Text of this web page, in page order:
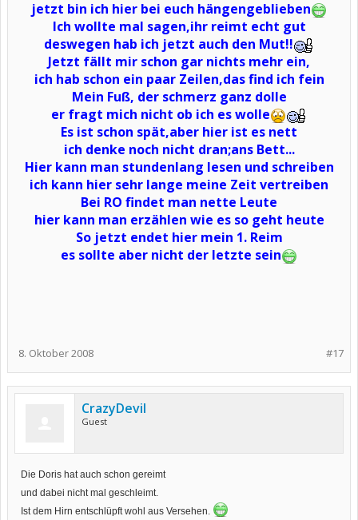
jetzt bin ich hier bei euch hängengeblieben
Ich wollte mal sagen,ihr reimt echt gut
deswegen hab ich jetzt auch den Mut!!
Jetzt fällt mir schon gar nichts mehr ein,
ich hab schon ein paar Zeilen,das find ich fein
Mein Fuß, der schmerz ganz dolle
er fragt mich nicht ob ich es wolle
Es ist schon spät,aber hier ist es nett
ich denke noch nicht dran;ans Bett...
Hier kann man stundenlang lesen und schreiben
ich kann hier sehr lange meine Zeit vertreiben
Bei RO findet man nette Leute
hier kann man erzählen wie es so geht heute
So jetzt endet hier mein 1. Reim
es sollte aber nicht der letzte sein
#17
8. Oktober 2008
CrazyDevil
Guest
Die Doris hat auch schon gereimt
und dabei nicht mal geschleimt.
Ist dem Hirn entschlüpft wohl aus Versehen.